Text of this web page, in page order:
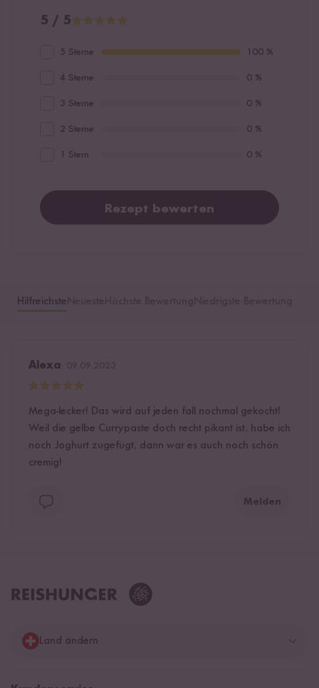
5 / 5
5 Sterne 100 %
4 Sterne 0 %
3 Sterne 0 %
2 Sterne 0 %
1 Stern 0 %
Rezept bewerten
Hilfreichste
Alexa
Mega-lecker! Das wird auf jeden fall nochmal gekocht!
Weil die gelbe Currypaste doch recht pikant ist, habe ich
noch Joghurt zugefügt, dann war es auch noch schön
cremig!
Melden
Land ändern
Deutschland